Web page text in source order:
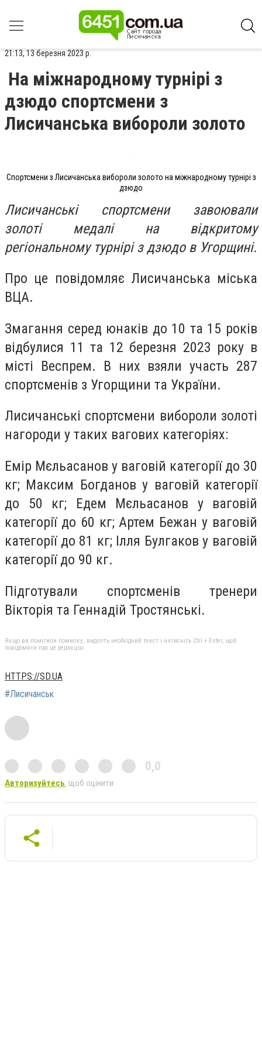
21:13, 13 березня 2023 р.
На міжнародному турнірі з
дзюдо спортсмени з
Лисичанська вибороли золото
Спортсмени з Лисичанська вибороли золото на міжнародному турнірі з
дзюдо
Лисичанські спортсмени завоювали
золоті медалі на відкритому
регіональному турнірі з дзюдо в Угорщині.
Про це повідомляє Лисичанська міська
ВЦА.
Змагання серед юнаків до 10 та 15 років
відбулися 11 та 12 березня 2023 року в
місті Веспрем. В них взяли участь 287
спортсменів з Угорщини та України.
Лисичанські спортсмени вибороли золоті
нагороди у таких вагових категоріях:
Емір Мєльасанов у ваговій категорії до 30
кг; Максим Богданов у ваговій категорії
до 50 кг; Едем Мєльасанов у ваговій
категорії до 60 кг; Артем Бежан у ваговій
категорії до 81 кг; Ілля Булгаков у ваговій
категорії до 90 кг.
Підготували спортсменів тренери
Вікторія та Геннадій Тростянські.
Якщо ви помітили помилку, виділіть необхідний текст і натисніть Ctrl + Enter, щоб
повідомити про це редакцію
HTTPS://SD.UA
#Лисичанськ
0,0
Авторизуйтесь, щоб оцінити